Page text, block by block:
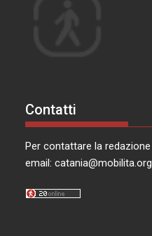
Contatti
Per contattare la redazione
email:catania@mobilita.org